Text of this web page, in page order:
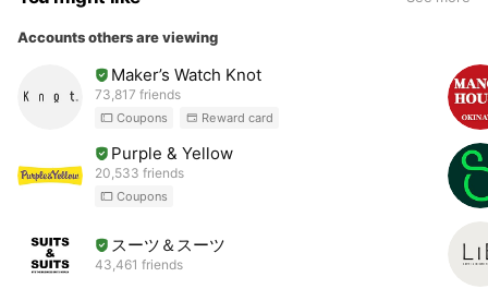
Accounts others are viewing
Maker’s Watch Knot
73,817 friends
Coupons Reward card
Purple & Yellow
20,533 friends
Coupons
スーツ＆スーツ
43,461 friends